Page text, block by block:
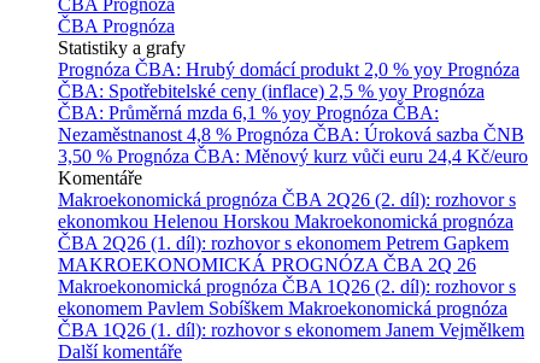
ČBA Prognóza
ČBA Prognóza
Statistiky a grafy
Prognóza ČBA: Hrubý domácí produkt 2,0 % yoy Prognóza
ČBA: Spotřebitelské ceny (inflace) 2,5 % yoy Prognóza
ČBA: Průměrná mzda 6,1 % yoy Prognóza ČBA:
Nezaměstnanost 4,8 % Prognóza ČBA: Úroková sazba ČNB
3,50 % Prognóza ČBA: Měnový kurz vůči euru 24,4 Kč/euro
Komentáře
Makroekonomická prognóza ČBA 2Q26 (2. díl): rozhovor s
ekonomkou Helenou Horskou Makroekonomická prognóza
ČBA 2Q26 (1. díl): rozhovor s ekonomem Petrem Gapkem
MAKROEKONOMICKÁ PROGNÓZA ČBA 2Q 26
Makroekonomická prognóza ČBA 1Q26 (2. díl): rozhovor s
ekonomem Pavlem Sobíškem Makroekonomická prognóza
ČBA 1Q26 (1. díl): rozhovor s ekonomem Janem Vejmělkem
Další komentáře